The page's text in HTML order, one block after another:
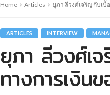
Home Articles ยุภา ลีวงศ์เจริญ กับเบื้
ARTICLES INTERVIEW
ยุภา ลีวงศ์เ
ทางการเงิน